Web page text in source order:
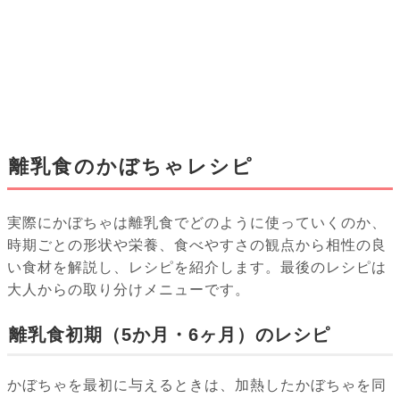
離乳食のかぼちゃレシピ
実際にかぼちゃは離乳食でどのように使っていくのか、
時期ごとの形状や栄養、食べやすさの観点から相性の良
い食材を解説し、レシピを紹介します。最後のレシピは
大人からの取り分けメニューです。
離乳食初期（5か月・6ヶ月）のレシピ
かぼちゃを最初に与えるときは、加熱したかぼちゃを同